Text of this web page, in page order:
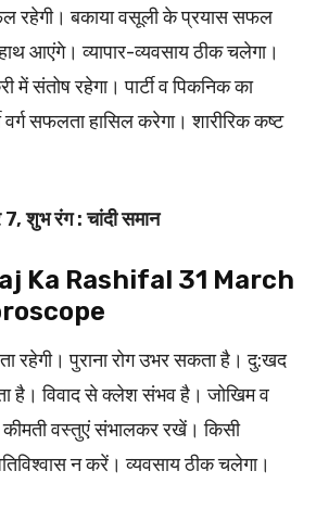
रहेगी। बकाया वसूली के प्रयास सफल
आएंगे। व्यापार-व्यवसाय ठीक चलेगा।
में संतोष रहेगा। पार्टी व पि‍कनिक का
वर्ग सफलता हासिल करेगा। शारीरिक कष्ट
शुभ रंग : चांदी समान
Ka Rashifal 31 March
रहेगी। पुराना रोग उभर सकता है। दु:खद
है। विवाद से क्लेश संभव है। जोखिम व
वस्तुएं संभालकर रखें। किसी
न करें। व्यवसाय ठीक चलेगा।